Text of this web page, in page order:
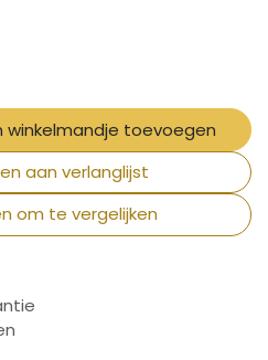
winkelmandje toevoegen
om te vergelijken
aan verlanglijst